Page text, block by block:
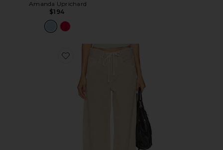
Amanda Uprichard
$194
Favorite Brynn Drawstring Trouser Jeans